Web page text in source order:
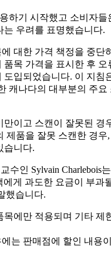
하기 시작했고 소비자들
우려를 표명했습니다.
대한 가격 책정을 중단
목 가격을 표시한 후 오
도입되었습니다. 이 지침
캐나다의 대부분의 주요
만이고 스캔이 잘못된 경
제품을 잘못 스캔한 경우,
습니다.
수인 Sylvain Charlebois는
게 과도한 요금이 부과
했습니다.
목에만 적용되며 기타 제
는 판매점에 할인 내용